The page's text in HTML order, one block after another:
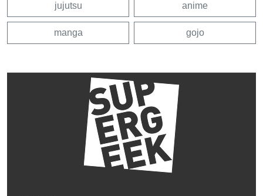
jujutsu anime
manga gojo